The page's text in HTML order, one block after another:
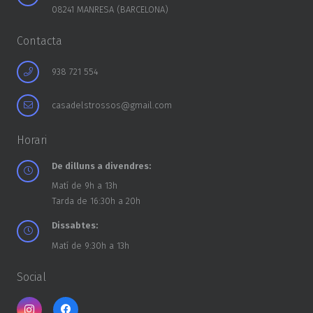
08241 MANRESA (BARCELONA)
Contacta
938 721 554
casadelstrossos@gmail.com
Horari
De dilluns a divendres:
Matí de 9h a 13h
Tarda de 16:30h a 20h
Dissabtes:
Matí de 9:30h a 13h
Social